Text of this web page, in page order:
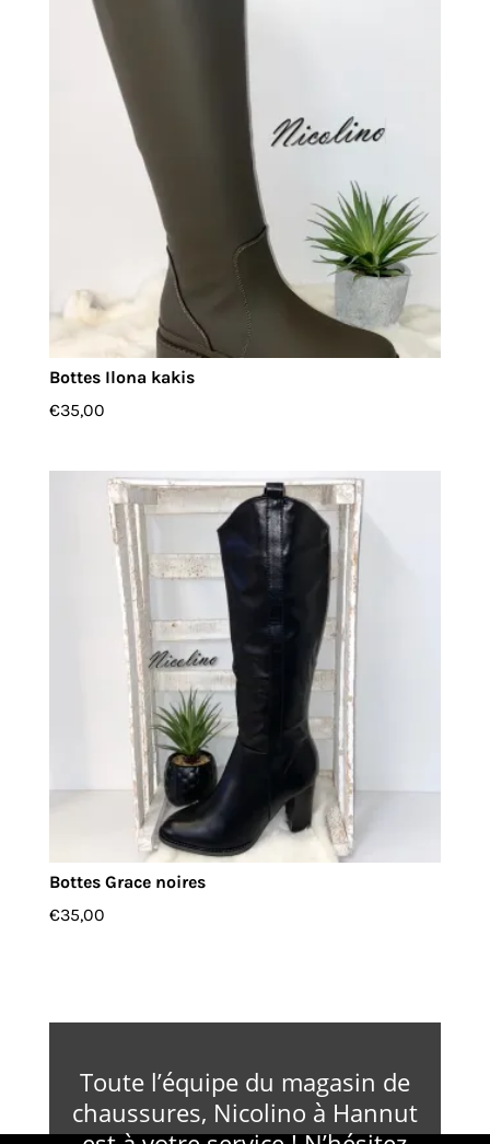
Bottes Ilona kakis
€35,00
Bottes Grace noires
€35,00
Toute l’équipe du magasin de
chaussures, Nicolino à Hannut